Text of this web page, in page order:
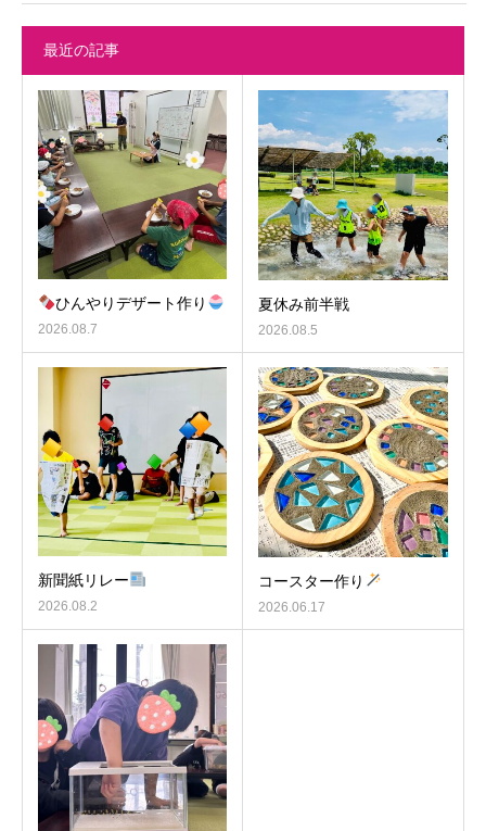
最近の記事
ひんやりデザート作り
2026.08.7
夏休み前半戦
2026.08.5
新聞紙リレー
2026.08.2
コースター作り
2026.06.17